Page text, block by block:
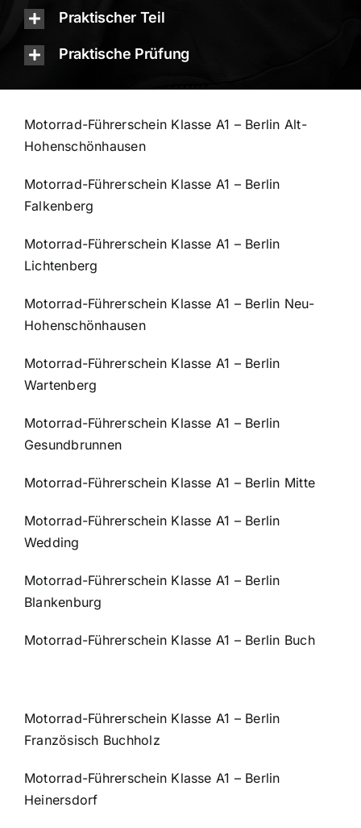
Praktischer Teil
Praktische Prüfung
Motorrad-Führerschein Klasse A1 – Berlin Alt-
Hohenschönhausen
Motorrad-Führerschein Klasse A1 – Berlin
Falkenberg
Motorrad-Führerschein Klasse A1 – Berlin
Lichtenberg
Motorrad-Führerschein Klasse A1 – Berlin Neu-
Hohenschönhausen
Motorrad-Führerschein Klasse A1 – Berlin
Wartenberg
Motorrad-Führerschein Klasse A1 – Berlin
Gesundbrunnen
Motorrad-Führerschein Klasse A1 – Berlin Mitte
Motorrad-Führerschein Klasse A1 – Berlin
Wedding
Motorrad-Führerschein Klasse A1 – Berlin
Blankenburg
Motorrad-Führerschein Klasse A1 – Berlin Buch
Motorrad-Führerschein Klasse A1 – Berlin
Französisch Buchholz
Motorrad-Führerschein Klasse A1 – Berlin
Heinersdorf